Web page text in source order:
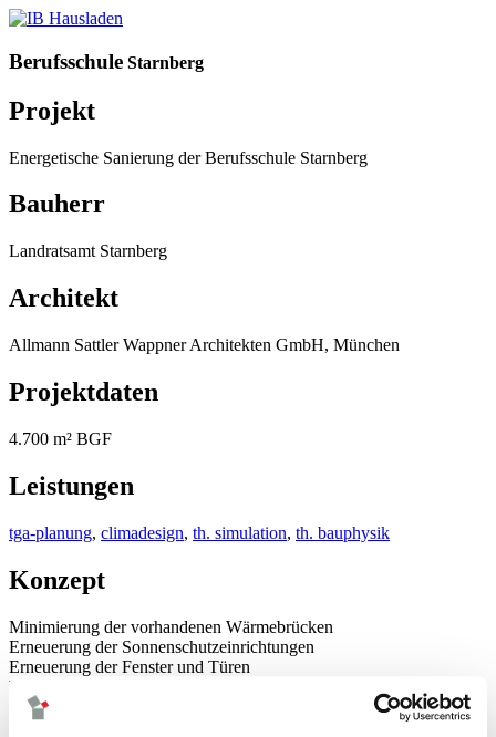
Berufsschule Starnberg
Projekt
Energetische Sanierung der Berufsschule Starnberg
Bauherr
Landratsamt Starnberg
Architekt
Allmann Sattler Wappner Architekten GmbH, München
Projektdaten
4.700 m² BGF
Leistungen
tga-planung, climadesign, th. simulation, th. bauphysik
Konzept
Minimierung der vorhandenen Wärmebrücken
Erneuerung der Sonnenschutzeinrichtungen
Erneuerung der Fenster und Türen
Wärmeerzeugung über Pelletkessel (Grundlast)
Wärmeerzeugung über Gasbrennwertkessel (Spitzenlast)
Wärmeübergabe über Fußbodenheizung und Heizkörper